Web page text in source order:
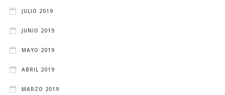
JULIO 2019
JUNIO 2019
MAYO 2019
ABRIL 2019
MARZO 2019